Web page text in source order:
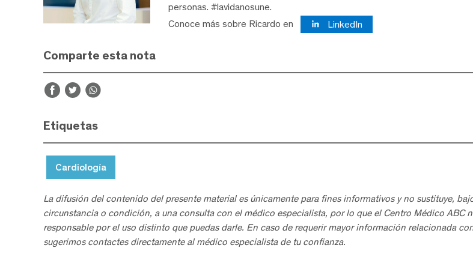
personas. #lavidanosune.
Conoce más sobre Ricardo en
LinkedIn
Comparte esta nota
Etiquetas
Cardiología
La difusión del contenido del presente material es únicamente para fines informativos y no sustituye,
circunstancia o condición, a una consulta con el médico especialista, por lo que el Centro Médico ABC
responsable por el uso distinto que puedas darle. En caso de requerir mayor información relacionada
sugerimos contactes directamente al médico especialista de tu confianza.